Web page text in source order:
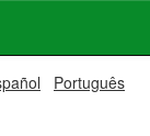
Português